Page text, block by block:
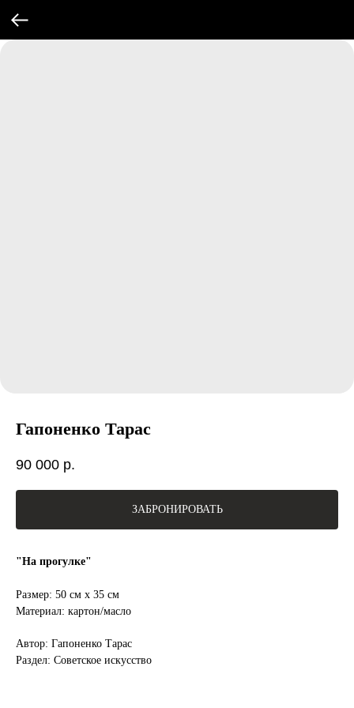
Гапоненко Тарас
90 000 р.
ЗАБРОНИРОВАТЬ
"На прогулке"
Размер: 50 см х 35 см
Материал: картон/масло
Автор: Гапоненко Тарас
Раздел: Советское искусство